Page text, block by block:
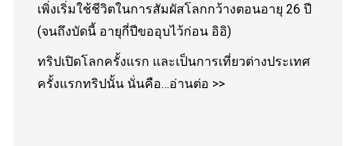
เพิ่งเริ่มใช้ชีวิตในการสัมผัสโลกกว้างตอนอายุ 26 ปี
(จนถึงบัดนี้ อายุกี่ปีขออุบไว้ก่อน อิอิ)
ทริปเปิดโลกครั้งแรก และเป็นการเที่ยวต่างประเทศ
ครั้งแรกทริปนั้น นั่นคือ…อ่านต่อ >>